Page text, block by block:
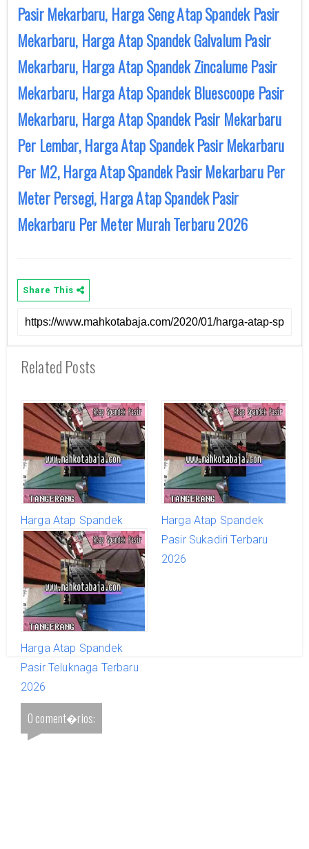
Pasir Mekarbaru, Harga Seng Atap Spandek Pasir
Mekarbaru, Harga Atap Spandek Galvalum Pasir
Mekarbaru, Harga Atap Spandek Zincalume Pasir
Mekarbaru, Harga Atap Spandek Bluescoope Pasir
Mekarbaru, Harga Atap Spandek Pasir Mekarbaru
Per Lembar, Harga Atap Spandek Pasir Mekarbaru
Per M2, Harga Atap Spandek Pasir Mekarbaru Per
Meter Persegi, Harga Atap Spandek Pasir
Mekarbaru Per Meter Murah Terbaru 2026
Share This
Related Posts
Harga Atap Spandek
Pasir Sindang Jaya
Terbaru 2026
Harga Atap Spandek
Pasir Sukadiri Terbaru
2026
Harga Atap Spandek
Pasir Teluknaga Terbaru
2026
0 coment�rios: